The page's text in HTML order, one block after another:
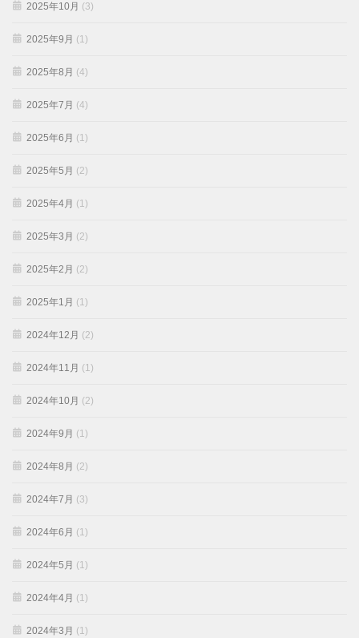
2025年10月 (3)
2025年9月 (1)
2025年8月 (4)
2025年7月 (4)
2025年6月 (1)
2025年5月 (2)
2025年4月 (1)
2025年3月 (2)
2025年2月 (2)
2025年1月 (1)
2024年12月 (2)
2024年11月 (1)
2024年10月 (2)
2024年9月 (1)
2024年8月 (2)
2024年7月 (3)
2024年6月 (1)
2024年5月 (1)
2024年4月 (1)
2024年3月 (1)